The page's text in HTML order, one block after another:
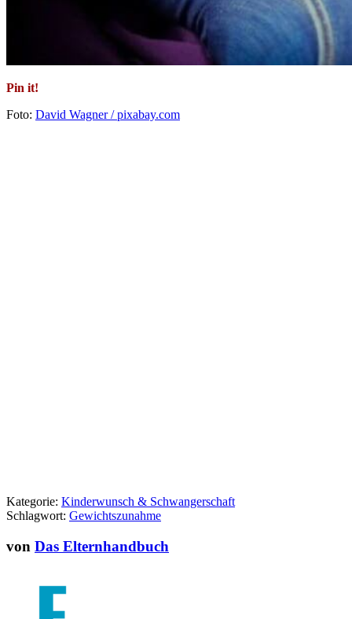
Pin it!
Foto: David Wagner / pixabay.com
Kategorie: Kinderwunsch & Schwangerschaft
Schlagwort: Gewichtszunahme
von Das Elternhandbuch